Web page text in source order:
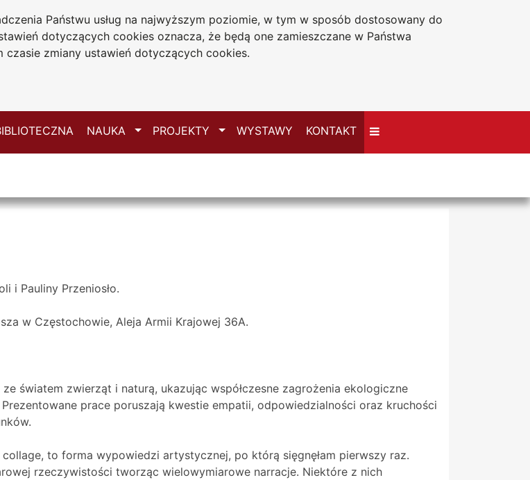
Państwu usług na najwyższym poziomie, w tym w sposób dostosowany do
dotyczących cookies oznacza, że będą one zamieszczane w Państwa
zmiany ustawień dotyczących cookies.
Deklaracja dostępności
Mapa serwisu
NAUKA Przełącz
PROJEKTY Przełącz
WYSTAWY KONTAKT
i Pauliny Przeniosło.
w Częstochowie, Aleja Armii Krajowej 36A.
światem zwierząt i naturą, ukazując współczesne zagrożenia ekologiczne
prace poruszają kwestie empatii, odpowiedzialności oraz kruchości
collage, to forma wypowiedzi artystycznej, po którą sięgnęłam pierwszy raz.
rzeczywistości tworząc wielowymiarowe narracje. Niektóre z nich